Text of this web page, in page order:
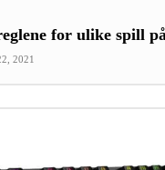
for ulike spill
2021